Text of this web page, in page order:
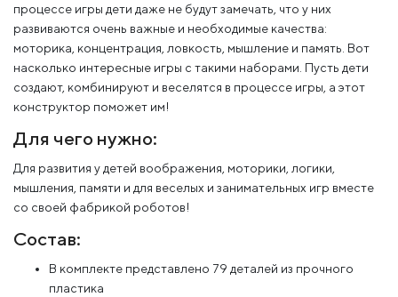
процессе игры дети даже не будут замечать, что у них
развиваются очень важные и необходимые качества:
моторика, концентрация, ловкость, мышление и память. Вот
насколько интересные игры с такими наборами. Пусть дети
создают, комбинируют и веселятся в процессе игры, а этот
конструктор поможет им!
Для чего нужно:
Для развития у детей воображения, моторики, логики,
мышления, памяти и для веселых и занимательных игр вместе
со своей фабрикой роботов!
Состав:
В комплекте представлено 79 деталей из прочного
пластика